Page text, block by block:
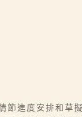
進度安排和草